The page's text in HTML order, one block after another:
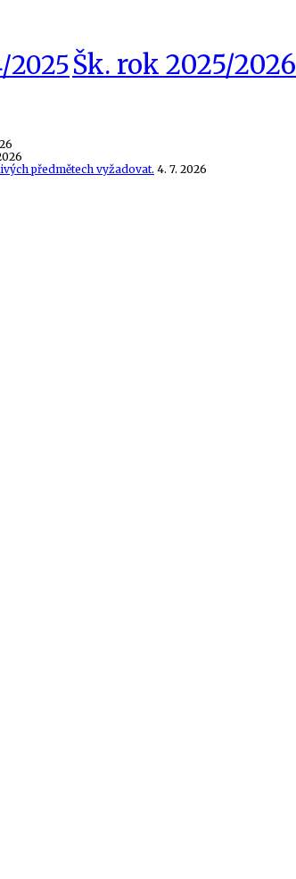
2025Šk. rok 2025/2026
předmětech vyžadovat. 4. 7. 2026